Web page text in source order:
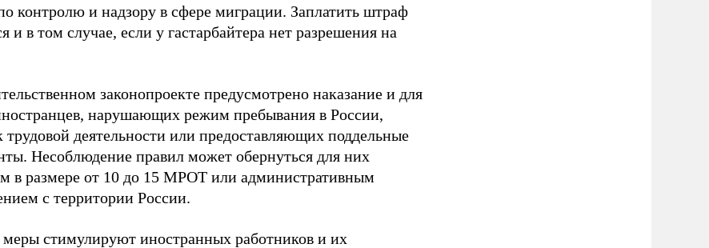
контролю и надзору в сфере миграции. Заплатить штраф
и в том случае, если у гастарбайтера нет разрешения на
законопроекте предусмотрено наказание и для
нарушающих режим пребывания в России,
трудовой деятельности или предоставляющих поддельные
Несоблюдение правил может обернуться для них
в размере от 10 до 15 МРОТ или административным
с территории России.
меры стимулируют иностранных работников и их